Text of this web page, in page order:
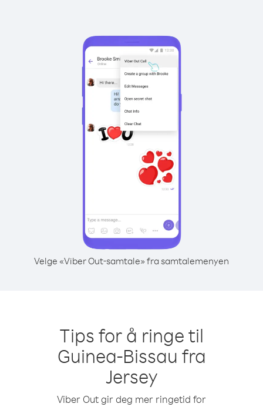
Velge «Viber Out-samtale» fra samtalemenyen
Tips for å ringe til
Guinea-Bissau fra
Jersey
Viber Out gir deg mer ringetid for